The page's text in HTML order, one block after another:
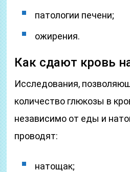
патологии печени;
ожирения.
Как сдают кровь
Исследования,
количество глюкозы в
независимо от еды и
проводят:
натощак;